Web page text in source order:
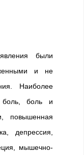
были
и не
Наиболее
боль, боль и
повышенная
депрессия,
мышечно-